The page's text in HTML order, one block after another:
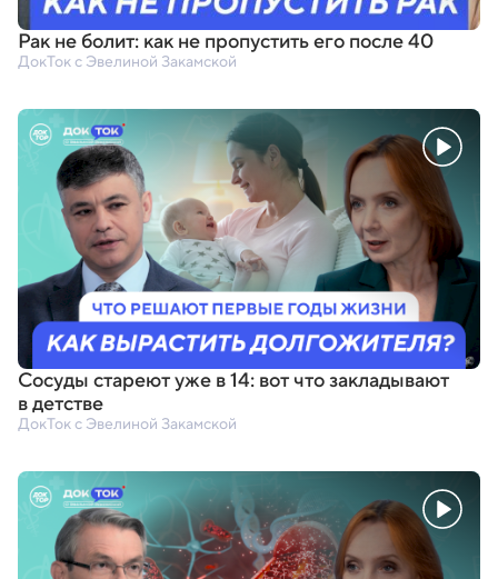
Рак не болит: как не пропустить его после 40
ДокТок с Эвелиной Закамской
Сосуды стареют уже в 14: вот что закладывают
в детстве
ДокТок с Эвелиной Закамской